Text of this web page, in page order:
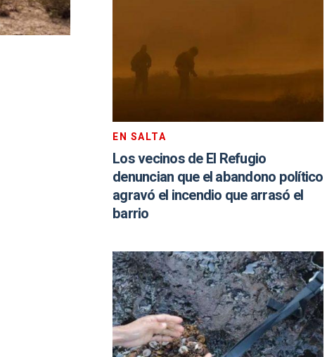
EN SALTA
Los vecinos de El Refugio
denuncian que el abandono político
agravó el incendio que arrasó el
barrio